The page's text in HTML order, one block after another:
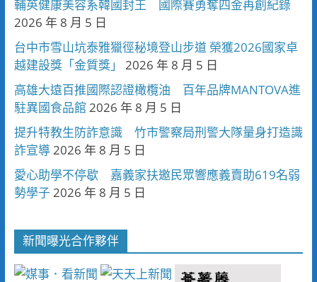
輔英健康美容系韓國封王 國際賽勇奪四金再創紀錄
2026 年 8 月 5 日
台中市雪山坑泰雅獵徑秘境登山步道 榮獲2026國家卓
越建設獎「金質獎」
2026 年 8 月 5 日
高雄大遠百推國際認證橄欖油 百年品牌MANTOVA進
駐異國食品館 2026 年 8 月 5 日
提升特教生防詐意識 竹市警察局刑警大隊量身打造識
詐宣導2026 年 8 月 5 日
愛心助學不停歇 嘉義家扶邀民眾響應義賣助619名弱
勢學子2026 年 8 月 5 日
新聞曝光合作夥伴